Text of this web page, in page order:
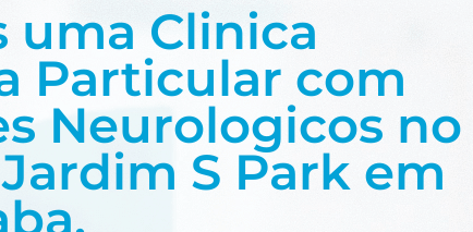
uma Clinica
Particular com
Neurologicos no
Jardim S Park em